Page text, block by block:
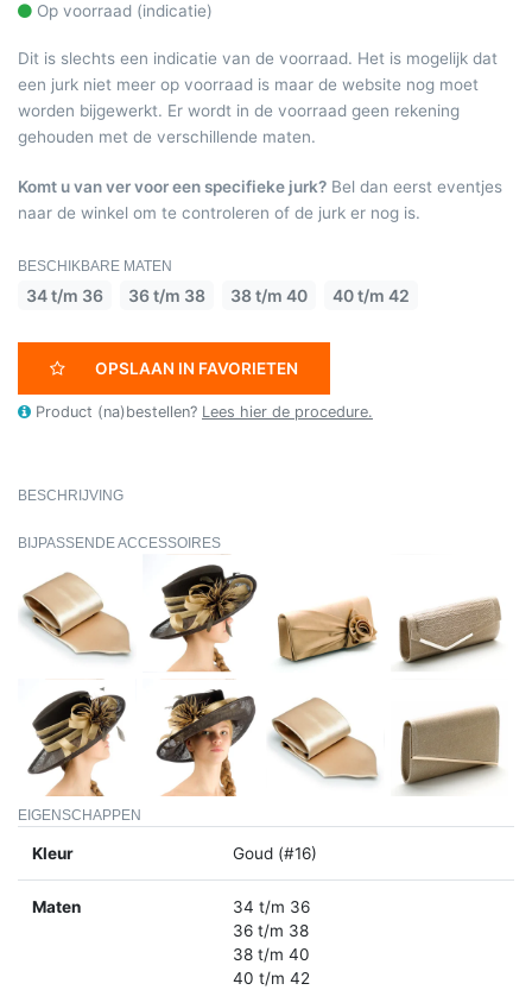
Op voorraad (indicatie)
Dit is slechts een indicatie van de voorraad. Het is mogelijk dat
een jurk niet meer op voorraad is maar de website nog moet
worden bijgewerkt. Er wordt in de voorraad geen rekening
gehouden met de verschillende maten.
Komt u van ver voor een specifieke jurk? Bel dan eerst eventjes
naar de winkel om te controleren of de jurk er nog is.
BESCHIKBARE MATEN
34 t/m 36 36 t/m 38 38 t/m 40 40 t/m 42
OPSLAAN IN FAVORIETEN
Product (na)bestellen? Lees hier de procedure.
BESCHRIJVING
BIJPASSENDE ACCESSOIRES
EIGENSCHAPPEN
Kleur Goud (#16)
Maten
34 t/m 36
36 t/m 38
38 t/m 40
40 t/m 42